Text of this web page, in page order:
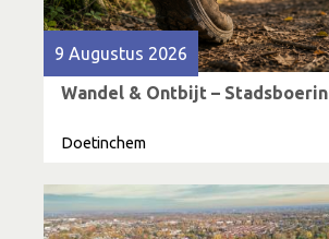
9 Augustus 2026
Wandel & Ontbijt – Stadsboerin
Doetinchem